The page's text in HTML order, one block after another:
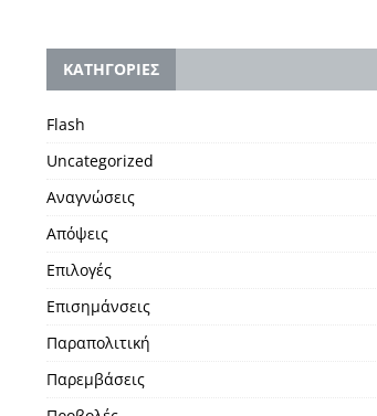
KΑΤΗΓΟΡΙΕΣ
Flash
Uncategorized
Αναγνώσεις
Απόψεις
Επιλογές
Επισημάνσεις
Παραπολιτική
Παρεμβάσεις